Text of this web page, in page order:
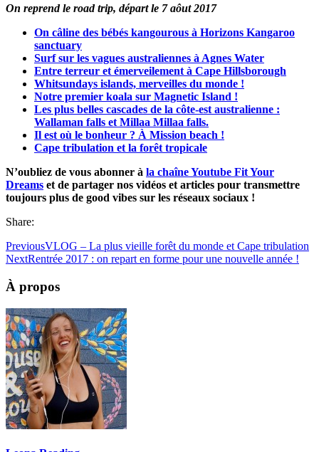
On reprend le road trip, départ le 7 aôut 2017
On câline des bébés kangourous à Horizons Kangaroo
sanctuary
Surf sur les vagues australiennes à Agnes Water
Entre terreur et émerveilement à Cape Hillsborough
Whitsundays islands, merveilles du monde !
Notre premier koala sur Magnetic Island !
Les plus belles cascades de la côte-est australienne :
Wallaman falls et Millaa Millaa falls.
Il est où le bonheur ? À Mission beach !
Cape tribulation et la forêt tropicale
N’oubliez de vous abonner à la chaîne Youtube Fit Your
Dreams et de partager nos vidéos et articles pour transmettre
toujours plus de good vibes sur les réseaux sociaux !
Share:
PreviousVLOG – La plus vieille forêt du monde et Cape tribulation
NextRentrée 2017 : on repart en forme pour une nouvelle année !
À propos